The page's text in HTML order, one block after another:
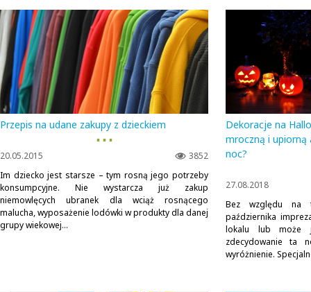
Przepis na udane zakupy z dzieckiem
▪ ▪ ▪
3852
20.05.2015
Im dziecko jest starsze – tym rosną jego potrzeby
konsumpcyjne. Nie wystarcza już zakup
niemowlęcych ubranek dla wciąż rosnącego
malucha, wyposażenie lodówki w produkty dla danej
grupy wiekowej...
Dekoracje na
mroczną i
noc?
27.08.2018
Bez względu na
października
lokalu lub może
zdecydowanie ta
wyróżnienie.